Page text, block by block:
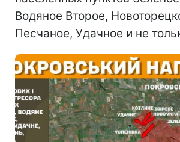
Водяное Второе,
Песчаное, Удачное и не